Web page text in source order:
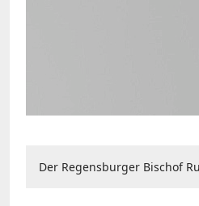
Der Regensburger Bischof